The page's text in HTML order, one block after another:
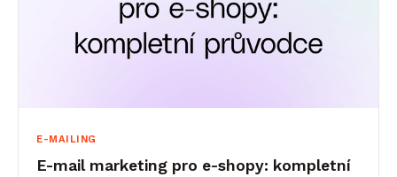
E-MAILING
E-mail marketing pro e-shopy: kompletní